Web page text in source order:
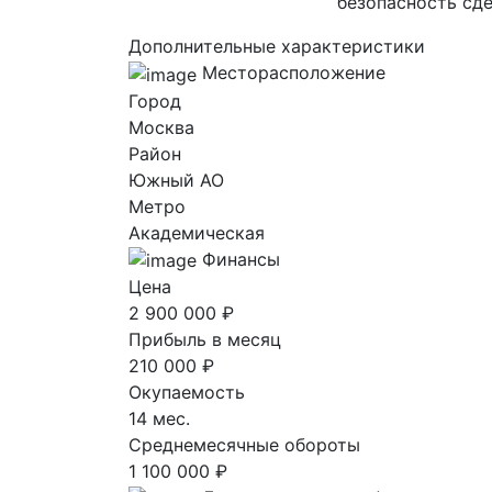
Дополнительные характеристики
Месторасположение
Город
Москва
Район
Южный AO
Метро
Академическая
Финансы
Цена
2 900 000 ₽
Прибыль в месяц
210 000 ₽
Окупаемость
14 мес.
Среднемесячные обороты
1 100 000 ₽